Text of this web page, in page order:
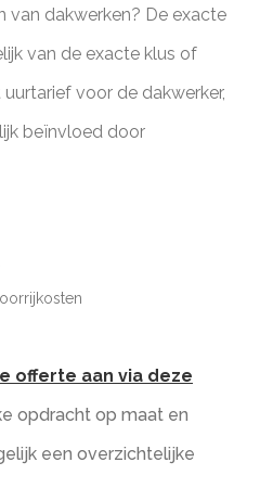
van dakwerken? De exacte
van de exacte klus of
voor de dakwerker,
beïnvloed door
offerte aan via deze
opdracht op maat en
een overzichtelijke